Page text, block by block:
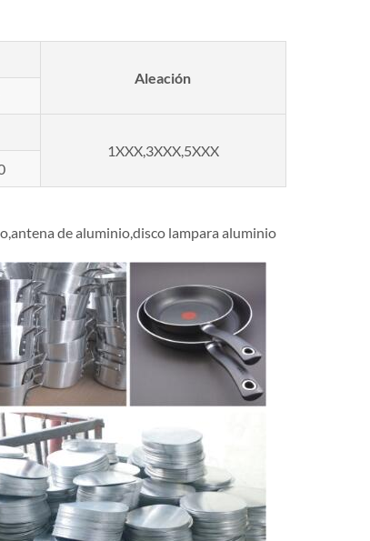
Aleación
1XXX,3XXX,5XXX
de aluminio,disco lampara aluminio